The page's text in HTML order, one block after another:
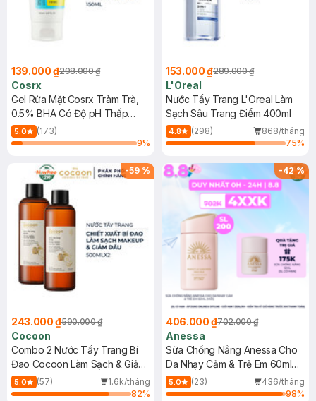
139.000 ₫298.000 ₫
Cosrx
Gel Rửa Mặt Cosrx Tràm Trà,
0.5% BHA Có Độ pH Thấp
150ml
5.0
(173)
9%
153.000 ₫289.000 ₫
L'Oreal
Nước Tẩy Trang L'Oreal Làm
Sạch Sâu Trang Điểm 400ml
4.8 (298)
868/tháng
75%
-59 %
243.000 ₫590.000 ₫
Cocoon
Combo 2 Nước Tẩy Trang Bí
Đao Cocoon Làm Sạch & Giảm
Dầu 500ml
5.0 (57)
1.6k/tháng
82%
-42%
406.000 ₫702.000 ₫
Anessa
Sữa Chống Nắng Anessa Cho
Da Nhạy Cảm & Trẻ Em 60ml
(Mới)
5.0 (23)
436/tháng
98%